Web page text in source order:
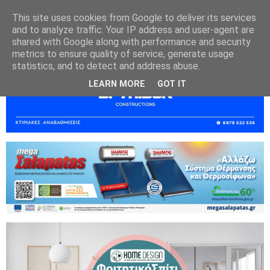
This site uses cookies from Google to deliver its services
and to analyze traffic. Your IP address and user-agent are
shared with Google along with performance and security
metrics to ensure quality of service, generate usage
statistics, and to detect and address abuse.
LEARN MORE GOT IT